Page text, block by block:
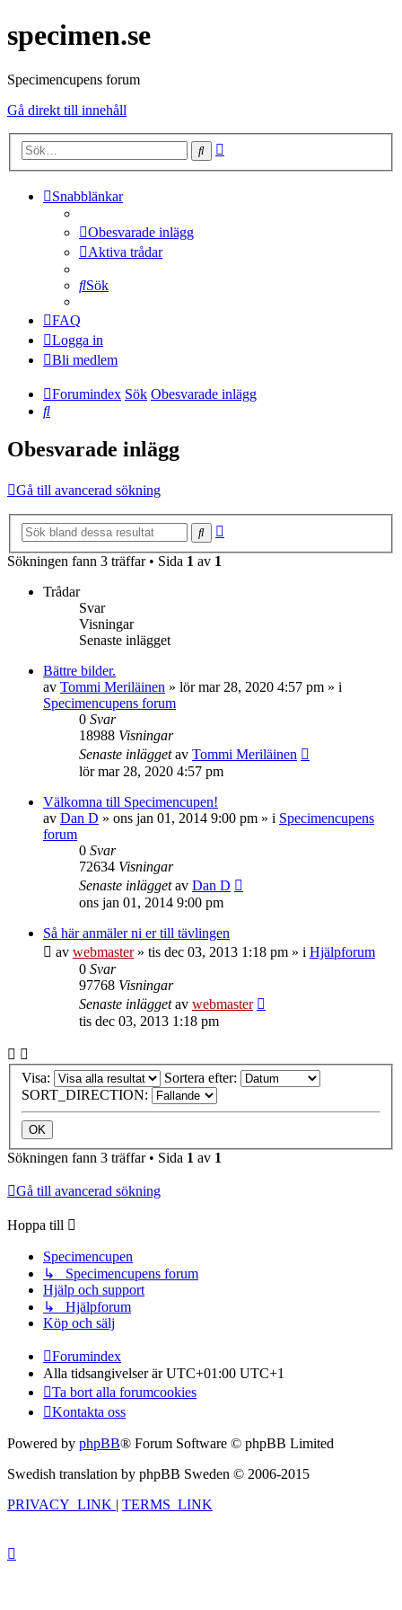
specimen.se
Specimencupens forum
Gå direkt till innehåll
Sök
Snabblänkar
Obesvarade inlägg
Aktiva trådar
Sök
FAQ
Logga in
Bli medlem
Forumindex Sök Obesvarade inlägg
Sök
Obesvarade inlägg
Gå till avancerad sökning
Sök
Sökningen fann 3 träffar • Sida 1 av 1
Trådar
Svar
Visningar
Senaste inlägget
Bättre bilder.
av Tommi Meriläinen » lör mar 28, 2020 4:57 pm » i
Specimencupens forum
0 Svar
18988 Visningar
Senaste inläggetav Tommi Meriläinen
lör mar 28, 2020 4:57 pm
Välkomna till Specimencupen!
av Dan D » ons jan 01, 2014 9:00 pm » i Specimencupens
forum
0 Svar
72634 Visningar
Senaste inläggetav Dan D
ons jan 01, 2014 9:00 pm
Så här anmäler ni er till tävlingen
av webmaster» tis dec 03, 2013 1:18 pm » i Hjälpforum
0 Svar
97768 Visningar
Senaste inläggetav webmaster
tis dec 03, 2013 1:18 pm
Visa:
Sortera efter:
SORT_DIRECTION:
Sökningen fann 3 träffar • Sida 1 av 1
Gå till avancerad sökning
Hoppa till
Specimencupen
↳ Specimencupens forum
Hjälp och support
↳ Hjälpforum
Köp och sälj
Forumindex
Alla tidsangivelser är UTC+01:00 UTC+1
Ta bort alla forumcookies
Kontakta oss
Powered by phpBB® Forum Software © phpBB Limited
Swedish translation by phpBB Sweden © 2006-2015
PRIVACY_LINK
TERMS_LINK